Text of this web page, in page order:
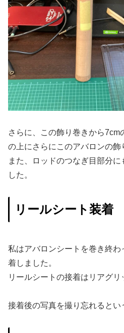
さらに、この飾り巻きから7cm
の上にさらにこのアバロンの飾
また、ロッドのつなぎ目部分
した。
リールシート装着
私はアバロンシートを巻き終
着しました。
リールシートの接着はリアグリ
接着後の写真を撮り忘れるとい